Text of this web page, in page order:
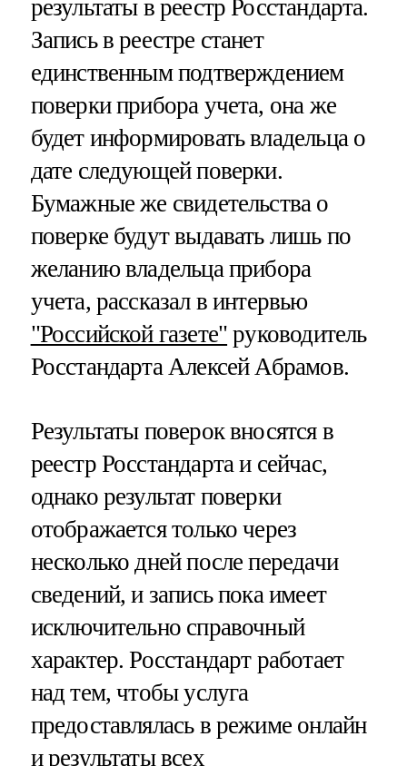
результаты в реестр Росстандарта.
Запись в реестре станет
единственным подтверждением
поверки прибора учета, она же
будет информировать владельца о
дате следующей поверки.
Бумажные же свидетельства о
поверке будут выдавать лишь по
желанию владельца прибора
учета, рассказал в интервью
"Российской газете" руководитель
Росстандарта Алексей Абрамов.
Результаты поверок вносятся в
реестр Росстандарта и сейчас,
однако результат поверки
отображается только через
несколько дней после передачи
сведений, и запись пока имеет
исключительно справочный
характер. Росстандарт работает
над тем, чтобы услуга
предоставлялась в режиме онлайн
и результаты всех